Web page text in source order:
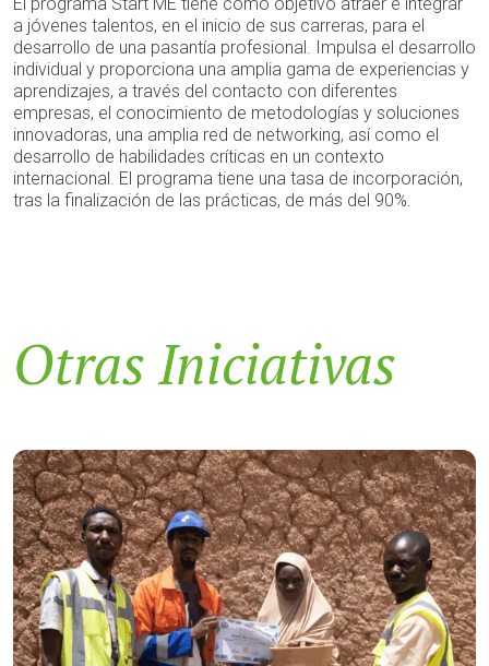
a jóvenes talentos, en el inicio de sus carreras, para el
desarrollo de una pasantía profesional. Impulsa el desarrollo
individual y proporciona una amplia gama de experiencias y
aprendizajes, a través del contacto con diferentes
empresas, el conocimiento de metodologías y soluciones
innovadoras, una amplia red de networking, así como el
desarrollo de habilidades críticas en un contexto
internacional. El programa tiene una tasa de incorporación,
tras la finalización de las prácticas, de más del 90%.
Otras Iniciativas